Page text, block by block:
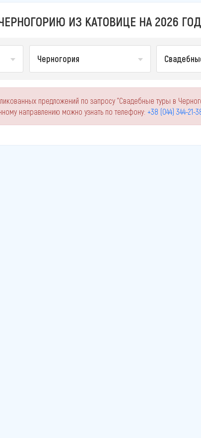
ИЗ КАТОВИЦЕ НА 2026 ГОД
Черногория
предложений по запросу "Свадебные туры в
направлению можно узнать по телефону: +38 (044) 344-21-